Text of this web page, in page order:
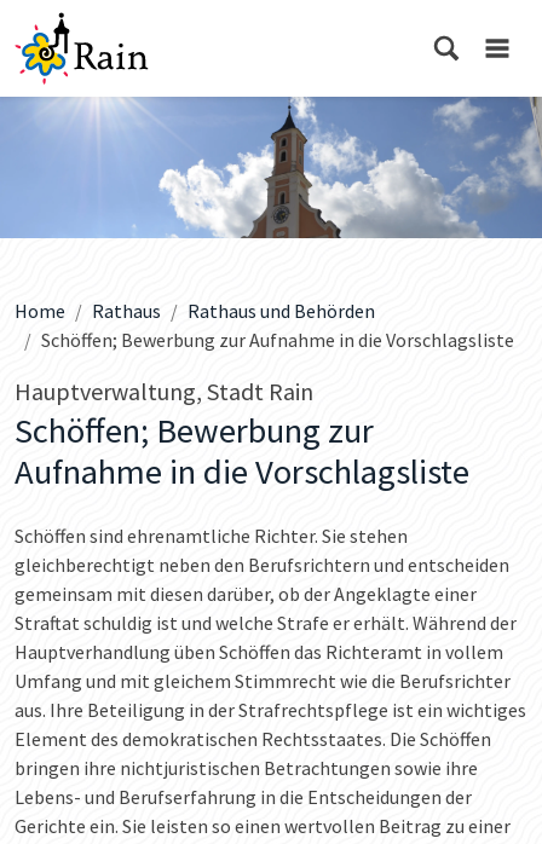
Home Rathaus
Rathaus und Behörden
Schöffen; Bewerbung zur Aufnahme in die Vorschlagsliste
Hauptverwaltung, Stadt Rain
Schöffen; Bewerbung zur
Aufnahme in die Vorschlagsliste
Schöffen sind ehrenamtliche Richter. Sie stehen
gleichberechtigt neben den Berufsrichtern und entscheiden
gemeinsam mit diesen darüber, ob der Angeklagte einer
Straftat schuldig ist und welche Strafe er erhält. Während der
Hauptverhandlung üben Schöffen das Richteramt in vollem
Umfang und mit gleichem Stimmrecht wie die Berufsrichter
aus. Ihre Beteiligung in der Strafrechtspflege ist ein wichtiges
Element des demokratischen Rechtsstaates. Die Schöffen
bringen ihre nichtjuristischen Betrachtungen sowie ihre
Lebens- und Berufserfahrung in die Entscheidungen der
Gerichte ein. Sie leisten so einen wertvollen Beitrag zu einer